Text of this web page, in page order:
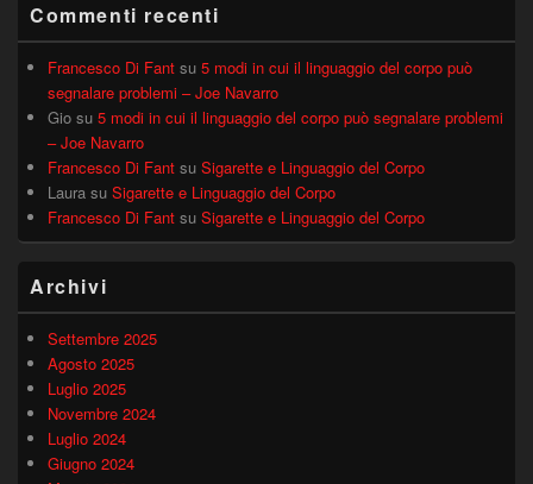
Commenti recenti
Francesco Di Fant su 5 modi in cui il linguaggio del corpo può
segnalare problemi – Joe Navarro
Gio su 5 modi in cui il linguaggio del corpo può segnalare problemi
– Joe Navarro
Francesco Di Fant su Sigarette e Linguaggio del Corpo
Laura su Sigarette e Linguaggio del Corpo
Francesco Di Fant su Sigarette e Linguaggio del Corpo
Archivi
Settembre 2025
Agosto 2025
Luglio 2025
Novembre 2024
Luglio 2024
Giugno 2024